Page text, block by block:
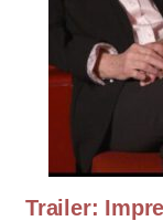
Trailer: